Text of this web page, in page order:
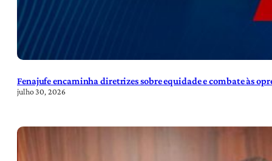
Fenajufe encaminha diretrizes sobre equidade e combate às
julho 30, 2026